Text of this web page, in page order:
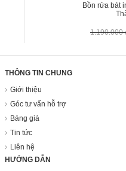
Bồn rửa bát
1.190.000
THÔNG TIN CHUNG
Giới thiệu
Góc tư vấn hỗ trợ
Bảng giá
Tin tức
Liên hệ
HƯỚNG DẪN